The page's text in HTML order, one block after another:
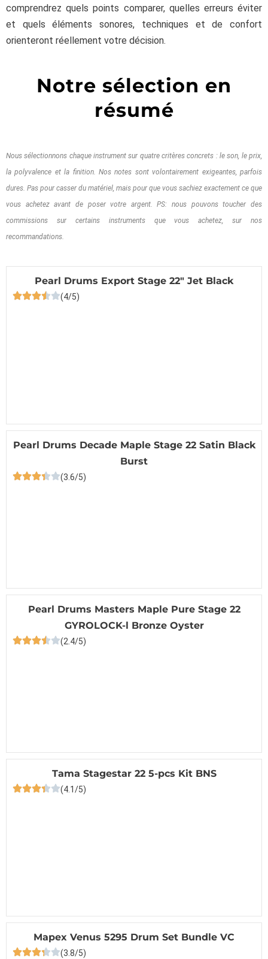
comprendrez quels points comparer, quelles erreurs éviter
et quels éléments sonores, techniques et de confort
orienteront réellement votre décision.
Notre sélection en
résumé
Nous sélectionnons chaque instrument sur quatre critères concrets : le son, le prix,
la polyvalence et la finition. Nos notes sont volontairement exigeantes, parfois
dures. Pas pour casser du matériel, mais pour que vous sachiez exactement ce que
vous achetez avant de poser votre argent. PS: nous pouvons toucher des
commissions sur certains instruments que vous achetez, sur nos
recommandations.
Pearl Drums Export Stage 22″ Jet Black
(4/5)
Pearl Drums Decade Maple Stage 22 Satin Black
Burst
(3.6/5)
Pearl Drums Masters Maple Pure Stage 22
GYROLOCK-l Bronze Oyster
(2.4/5)
Tama Stagestar 22 5-pcs Kit BNS
(4.1/5)
Mapex Venus 5295 Drum Set Bundle VC
(3.8/5)